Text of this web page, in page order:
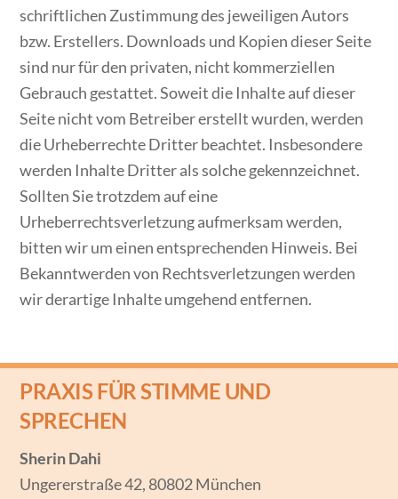
schriftlichen Zustimmung des jeweiligen Autors
bzw. Erstellers. Downloads und Kopien dieser Seite
sind nur für den privaten, nicht kommerziellen
Gebrauch gestattet. Soweit die Inhalte auf dieser
Seite nicht vom Betreiber erstellt wurden, werden
die Urheberrechte Dritter beachtet. Insbesondere
werden Inhalte Dritter als solche gekennzeichnet.
Sollten Sie trotzdem auf eine
Urheberrechtsverletzung aufmerksam werden,
bitten wir um einen entsprechenden Hinweis. Bei
Bekanntwerden von Rechtsverletzungen werden
wir derartige Inhalte umgehend entfernen.
PRAXIS FÜR STIMME UND
SPRECHEN
Sherin Dahi
Ungererstraße 42, 80802 München